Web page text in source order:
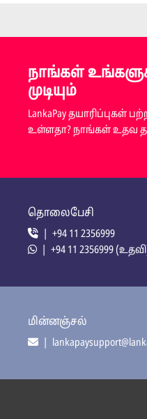
நாங்கள்
முடியும்
LankaPay தயாரிப்புகள்
உள்ளதா? நாங்கள் உதவ
தொலைபேசி
| +94 11 2356999
| +94 11 2356999
மின்னஞ்சல்
|